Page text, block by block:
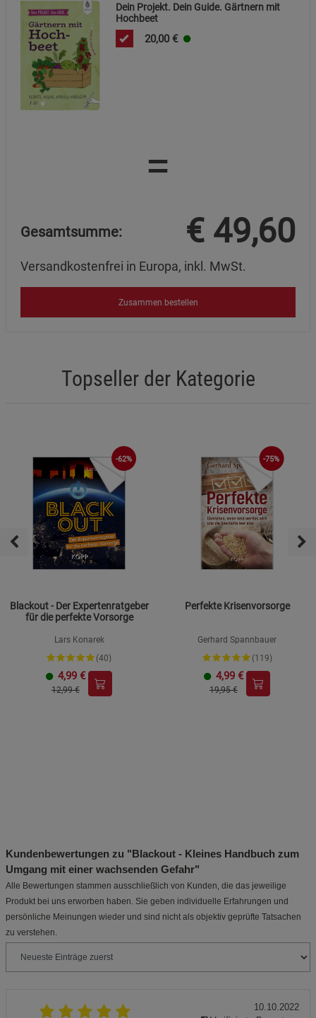
Dein Projekt. Dein Guide. Gärtnern mit
Hochbeet
20,00 €
=
Gesamtsumme: € 49,60
Versandkostenfrei in Europa, inkl. MwSt.
Zusammen bestellen
Topseller der Kategorie
-62%
Blackout - Der Expertenratgeber
für die perfekte Vorsorge
Lars Konarek
(40)
4,99 €
12,99 €
-75%
Perfekte Krisenvorsorge
Gerhard Spannbauer
(119)
4,99 €
19,95 €
Kundenbewertungen zu "Blackout - Kleines Handbuch zum
Umgang mit einer wachsenden Gefahr"
Alle Bewertungen stammen ausschließlich von Kunden, die das jeweilige
Produkt bei uns erworben haben. Sie geben individuelle Erfahrungen und
persönliche Meinungen wieder und sind nicht als objektiv geprüfte Tatsachen
zu verstehen.
10.10.2022